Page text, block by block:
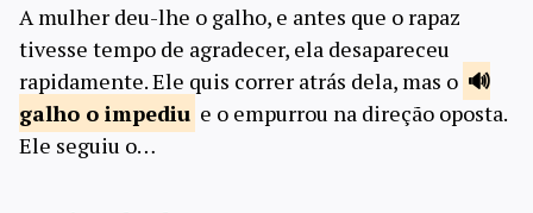
A mulher deu-lhe o galho, e antes que o rapaz
tivesse tempo de agradecer, ela desapareceu
rapidamente. Ele quis correr atrás dela, mas o
galho o impediu e o empurrou na direção oposta.
Ele seguiu o…